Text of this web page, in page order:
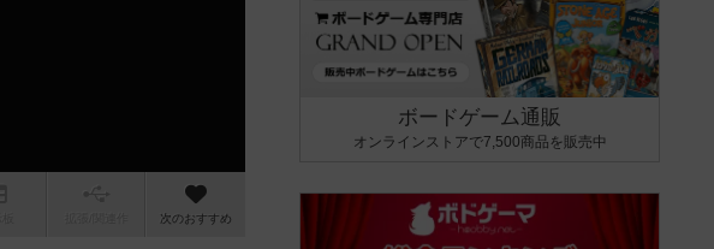
次のおすすめ
ボードゲーム通販
オンラインストアで7,500商品を販売中